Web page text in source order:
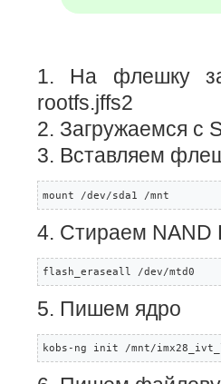
1. На флешку
rootfs.jffs2
2. Загружаемся с
3. Вставляем
mount /dev/sda1 /mnt
4. Стираем NAND
flash_eraseall /dev/mtd0
5. Пишем ядро
kobs-ng init /mnt/